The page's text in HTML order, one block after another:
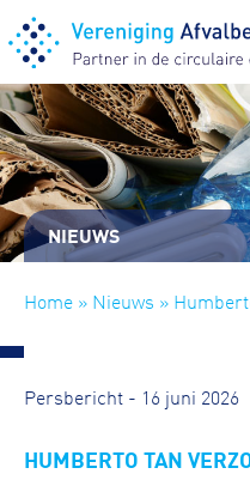
NIEUWS
Home » Nieuws »
Persbericht - 16 juni 2026
HUMBERTO TAN